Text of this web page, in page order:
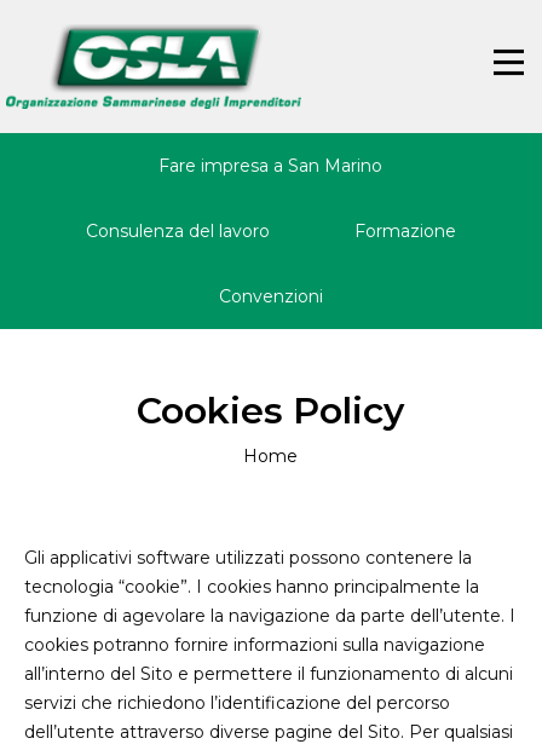
navigation
☰
Fare impresa a San Marino
Consulenza del lavoro Formazione
Convenzioni
Cookies Policy
qui
Home
Gli applicativi software utilizzati possono contenere la
tecnologia “cookie”. I cookies hanno principalmente la
funzione di agevolare la navigazione da parte dell’utente. I
cookies potranno fornire informazioni sulla navigazione
all’interno del Sito e permettere il funzionamento di alcuni
servizi che richiedono l’identificazione del percorso
dell’utente attraverso diverse pagine del Sito. Per qualsiasi